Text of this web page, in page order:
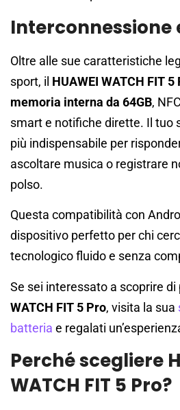
Interconnessione
Oltre alle sue caratteristiche
sport, il HUAWEI WATCH FIT 5
memoria interna da 64GB,
smart e notifiche dirette. Il tuo
più indispensabile per
ascoltare musica o registrare
polso.
Questa compatibilità con
dispositivo perfetto per chi
tecnologico fluido e senza
Se sei interessato a scoprire di
WATCH FIT 5 Pro, visita la sua
batteria e regalati
Perché scegliere
WATCH FIT 5 Pro?